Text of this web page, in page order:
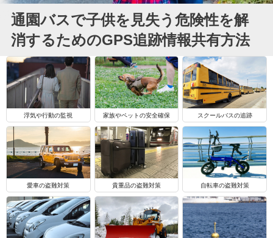
通園バスで子供を見失う危険性を解
消するためのGPS追跡情報共有方法
浮気や行動の監視 家族やペットの安全確保 スクールバスの追跡
愛車の盗難対策 貴重品の盗難対策 自転車の盗難対策